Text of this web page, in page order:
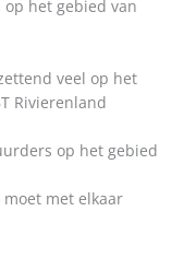
het gebied van
veel op het
Rivierenland
op het gebied
moet met elkaar